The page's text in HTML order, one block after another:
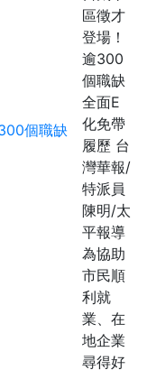
區徵才
登場！
逾300
個職缺
全面E
化免帶
履歷 台
灣華報/
特派員
陳明/太
平報導
為協助
市民順
利就
業、在
地企業
尋得好